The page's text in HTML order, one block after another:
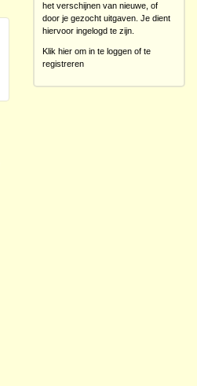
het verschijnen van nieuwe, of
door je gezocht uitgaven. Je dient
hiervoor ingelogd te zijn.
Klik hier om in te loggen of te
registreren